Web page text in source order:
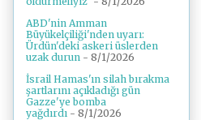
ABD'nin Amman
Büyükelçiliği'nden uyarı:
Ürdün'deki askeri üslerden
uzak durun - 8/1/2026
İsrail Hamas'ın silah bırakma
şartlarını açıkladığı gün
Gazze'ye bomba
yağdırdı - 8/1/2026